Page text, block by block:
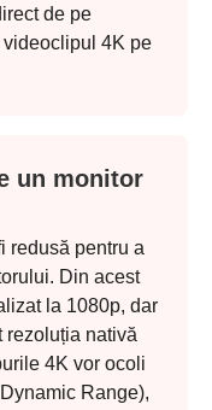
de pe
videoclipul 4K pe
un monitor
redusă pentru a
Din acest
la 1080p, dar
rezoluția nativă
4K vor ocoli
Range),